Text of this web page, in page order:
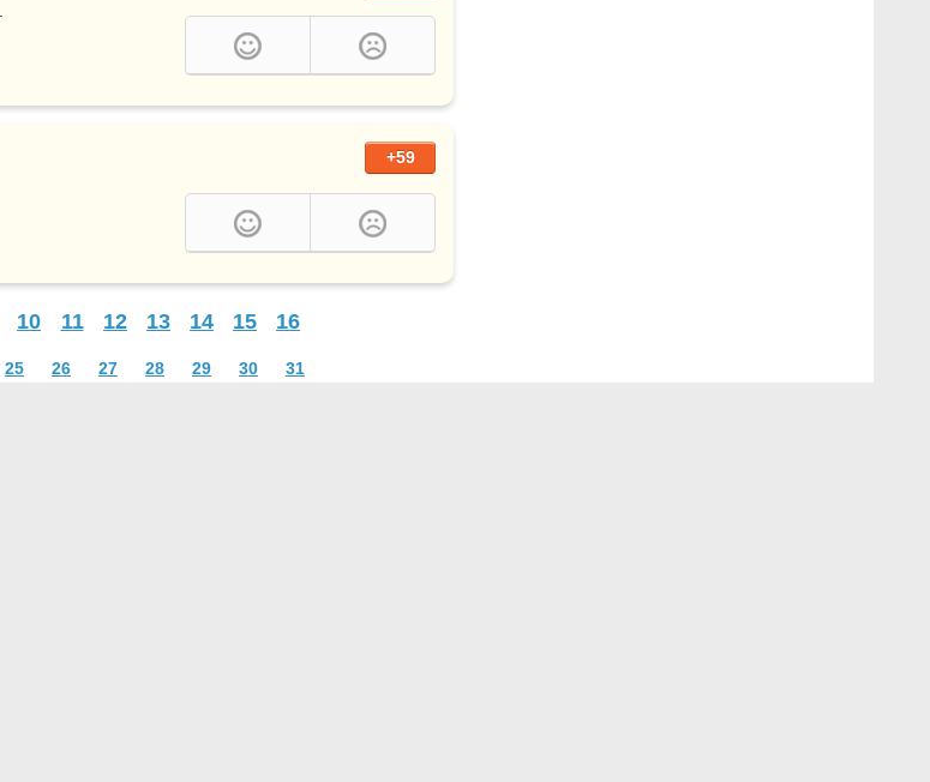
+59
10 11 12 13 14 15 16
25 26 27 28 29 30 31